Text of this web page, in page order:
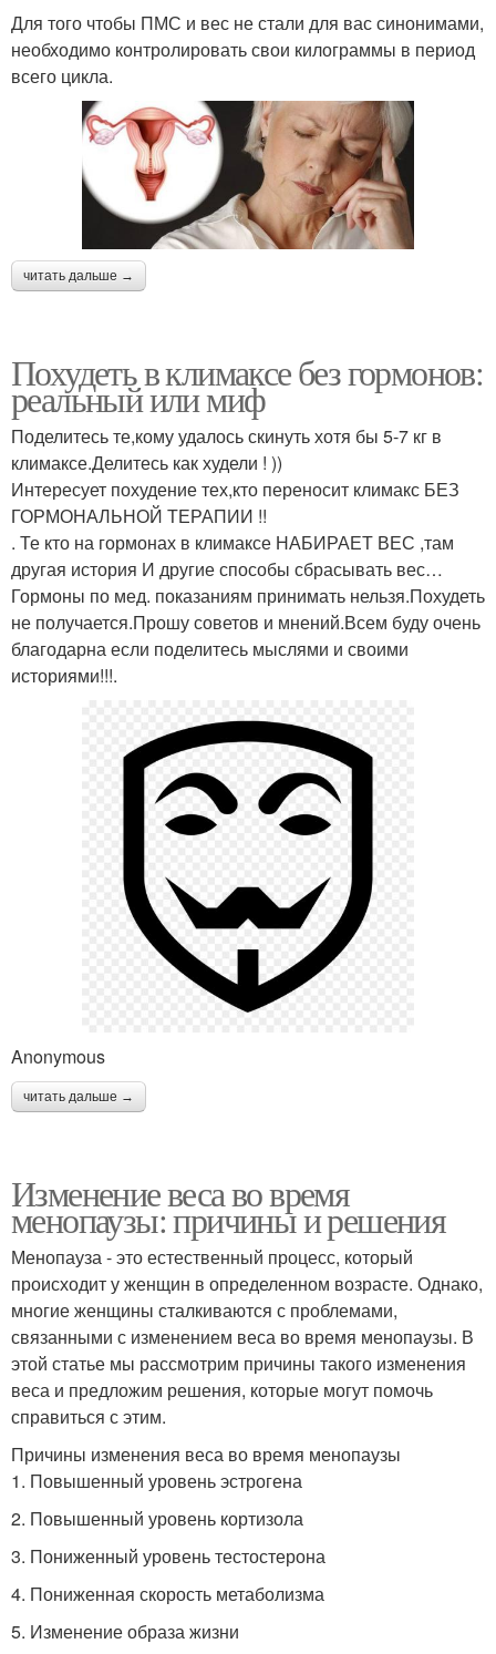
Для того чтобы ПМС и вес не стали для вас синонимами,
необходимо контролировать свои килограммы в период
всего цикла.
читать дальше →
Похудеть в климаксе без гормонов:
реальный или миф
Поделитесь те,кому удалось скинуть хотя бы 5-7 кг в
климаксе.Делитесь как худели ! ))
Интересует похудение тех,кто переносит климакс БЕЗ
ГОРМОНАЛЬНОЙ ТЕРАПИИ !!
. Те кто на гормонах в климаксе НАБИРАЕТ ВЕС ,там
другая история И другие способы сбрасывать вес…
Гормоны по мед. показаниям принимать нельзя.Похудеть
не получается.Прошу советов и мнений.Всем буду очень
благодарна если поделитесь мыслями и своими
историями!!!.
Anonymous
читать дальше →
Изменение веса во время
менопаузы: причины и решения
Менопауза - это естественный процесс, который
происходит у женщин в определенном возрасте. Однако,
многие женщины сталкиваются с проблемами,
связанными с изменением веса во время менопаузы. В
этой статье мы рассмотрим причины такого изменения
веса и предложим решения, которые могут помочь
справиться с этим.
Причины изменения веса во время менопаузы
1. Повышенный уровень эстрогена
2. Повышенный уровень кортизола
3. Пониженный уровень тестостерона
4. Пониженная скорость метаболизма
5. Изменение образа жизни